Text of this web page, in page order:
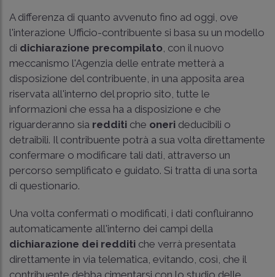
A differenza di quanto avvenuto fino ad oggi, ove
l'interazione Ufficio-contribuente si basa su un modello
di dichiarazione precompilato, con il nuovo
meccanismo l'Agenzia delle entrate metterà a
disposizione del contribuente, in una apposita area
riservata all'interno del proprio sito, tutte le
informazioni che essa ha a disposizione e che
riguarderanno sia redditi che oneri deducibili o
detraibili. Il contribuente potrà a sua volta direttamente
confermare o modificare tali dati, attraverso un
percorso semplificato e guidato. Si tratta di una sorta
di questionario.
Una volta confermati o modificati, i dati confluiranno
automaticamente all'interno dei campi della
dichiarazione dei redditi che verrà presentata
direttamente in via telematica, evitando, così, che il